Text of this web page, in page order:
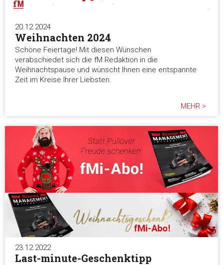
20.12.2024
Weihnachten 2024
Schöne Feiertage! Mit diesen Wünschen
verabschiedet sich die fM Redaktion in die
Weihnachtspause und wünscht Ihnen eine entspannte
Zeit im Kreise Ihrer Liebsten.
MEHR >
23.12.2022
Last-minute-Geschenktipp